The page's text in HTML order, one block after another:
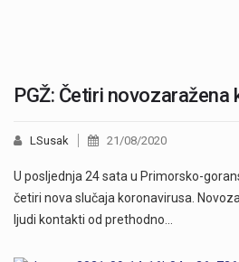
PGŽ: Četiri
LSusak 21/08/2020
U posljednja 24 sata u Primorsko-
četiri nova slučaja koronavirusa.
ljudi kontakti od prethodno…